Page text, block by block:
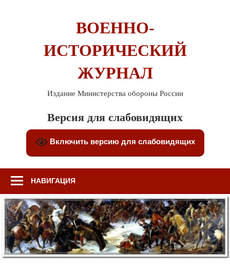
ВОЕННО-
ИСТОРИЧЕСКИЙ
ЖУРНАЛ
Издание Министерства обороны России
Версия для слабовидящих
Включить версию для слабовидящих
НАВИГАЦИЯ